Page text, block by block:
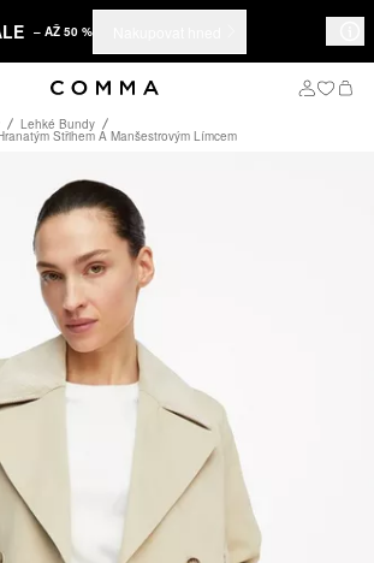
– AŽ 50 %
Lehké Bundy
Střihem A Manšestrovým Límcem